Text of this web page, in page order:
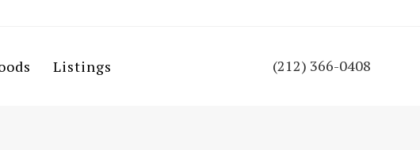
(212) 366-0408
Listings